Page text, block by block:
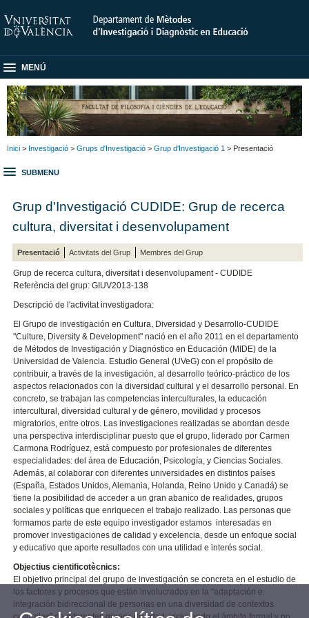
MENÚ
Inici > Investigació > Grups d'Investigació > Grup d'Investigació 1 > Presentació
SUBMENU
Grup d'Investigació CUDIDE: Grup de recerca
cultura, diversitat i desenvolupament
Presentació Activitats del Grup Membres del Grup
Grup de recerca cultura, diversitat i desenvolupament - CUDIDE
Referència del grup: GIUV2013-138
Descripció de l'activitat investigadora:
El Grupo de investigación en Cultura, Diversidad y Desarrollo-CUDIDE
"Culture, Diversity & Development" nació en el año 2011 en el departamento
de Métodos de Investigación y Diagnóstico en Educación (MIDE) de la
Universidad de Valencia. Estudio General (UVeG) con el propósito de
contribuir, a través de la investigación, al desarrollo teórico-práctico de los
aspectos relacionados con la diversidad cultural y el desarrollo personal. En
concreto, se trabajan las competencias interculturales, la educación
intercultural, diversidad cultural y de género, movilidad y procesos
migratorios, entre otros. Las investigaciones realizadas se abordan desde
una perspectiva interdisciplinar puesto que el grupo, liderado por Carmen
Carmona Rodríguez, está compuesto por profesionales de diferentes
especialidades: del área de Educación, Psicología, y Ciencias Sociales.
Además, al colaborar con diferentes universidades en distintos países
(España, Estados Unidos, Alemania, Holanda, Reino Unido y Canadá) se
tiene la posibilidad de acceder a un gran abanico de realidades, grupos
sociales y políticas que enriquecen el trabajo realizado. Las personas que
formamos parte de este equipo investigador estamos interesadas en
promover investigaciones de calidad y excelencia, desde un enfoque social
y educativo que aporte resultados con una utilidad e interés social.
Objectius cientificotècnics:
El objetivo principal del grupo de investigación se concreta en el estudio de
los factores y procesos que están involucrados en la “adaptación e
integración bidireccional de personas en una diversidad de contextos